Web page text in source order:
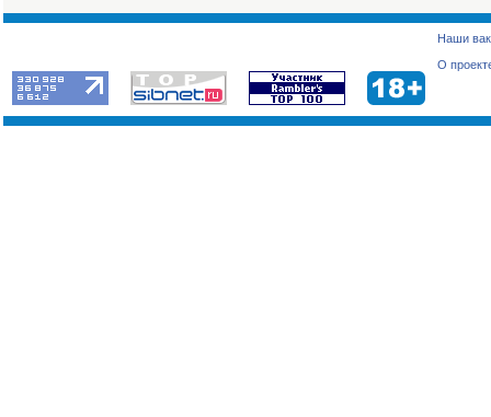
Наши
О